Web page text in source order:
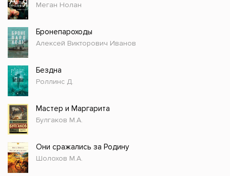
Меган Нолан
Бронепароходы
Алексей Викторович Иванов
Бездна
Роллинс Д.
Мастер и Маргарита
Булгаков М.А.
Они сражались за Родину
Шолохов М.А.